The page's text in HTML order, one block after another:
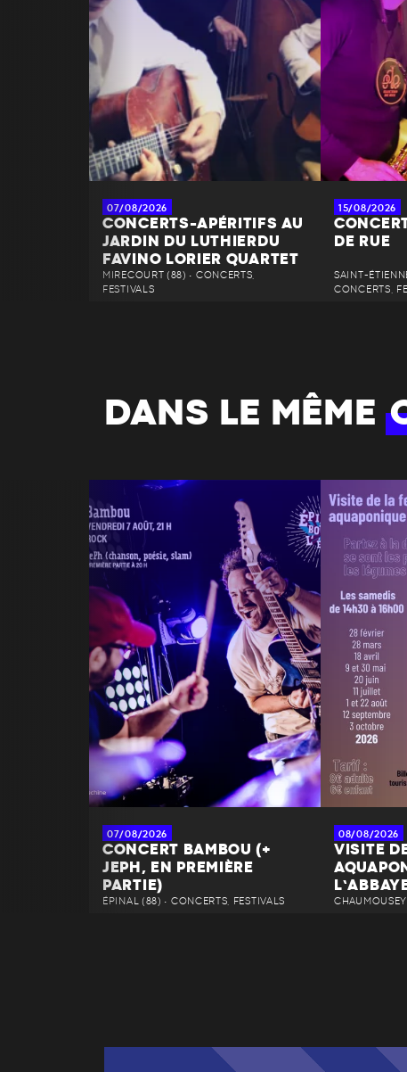
07/08/2026
CONCERTS-APÉRITIFS AU
JARDIN DU LUTHIERDU
FAVINO LORIER QUARTET
MIRECOURT (88) • CONCERTS,
FESTIVALS
15/08/2026
DE RUE
SAINT-
CONCERTS,
DANS LE MÊME
07/08/2026
CONCERT BAMBOU (+
JEPH, EN PREMIÈRE
PARTIE)
ÉPINAL (88) • CONCERTS, FESTIVALS
08/08/2026
VISITE